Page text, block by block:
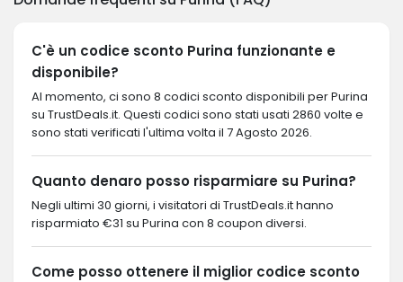
C'è un codice sconto Purina funzionante e
disponibile?
Al momento, ci sono 8 codici sconto disponibili per Purina
su TrustDeals.it. Questi codici sono stati usati 2860 volte e
sono stati verificati l'ultima volta il 7 Agosto 2026.
Quanto denaro posso risparmiare su Purina?
Negli ultimi 30 giorni, i visitatori di TrustDeals.it hanno
risparmiato €31 su Purina con 8 coupon diversi.
Come posso ottenere il miglior codice sconto